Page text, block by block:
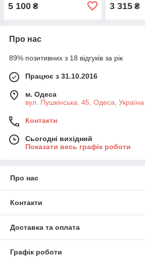
інструментів із двома
5 100 ₴
пересувний
3 315₴
Про нас
89% позитивних з 18 відгуків за рік
Працює з 31.10.2016
м. Одеса
вул. Пушкінська, 45, Одеса, Україна
Контакти
Сьогодні вихідний
Показати весь графік роботи
Про нас
Контакти
Доставка та оплата
Графік роботи